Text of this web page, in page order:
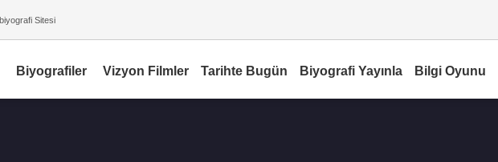
Sitesi
Biyografiler Vizyon Filmler Tarihte Bugün Biyografi Yayınla Bilgi Oyunu